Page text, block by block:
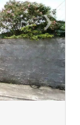
›Next